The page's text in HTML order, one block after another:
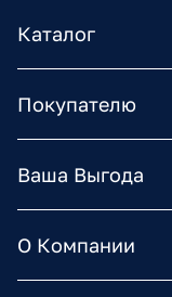
Каталог
Покупателю
Ваша Выгода
О Компании